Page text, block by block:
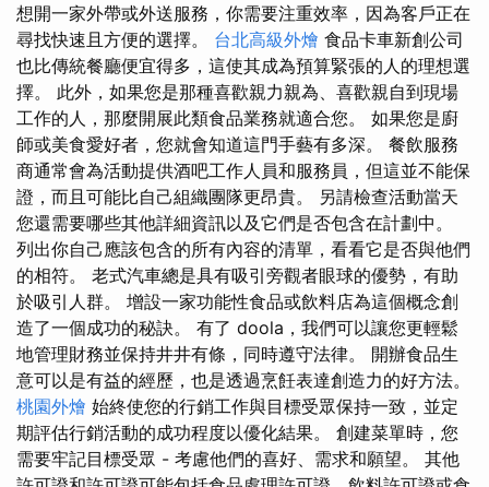
想開一家外帶或外送服務，你需要注重效率，因為客戶正在
尋找快速且方便的選擇。 台北高級外燴 食品卡車新創公司
也比傳統餐廳便宜得多，這使其成為預算緊張的人的理想選
擇。 此外，如果您是那種喜歡親力親為、喜歡親自到現場
工作的人，那麼開展此類食品業務就適合您。 如果您是廚
師或美食愛好者，您就會知道這門手藝有多深。 餐飲服務
商通常會為活動提供酒吧工作人員和服務員，但這並不能保
證，而且可能比自己組織團隊更昂貴。 另請檢查活動當天
您還需要哪些其他詳細資訊以及它們是否包含在計劃中。
列出你自己應該包含的所有內容的清單，看看它是否與他們
的相符。 老式汽車總是具有吸引旁觀者眼球的優勢，有助
於吸引人群。 增設一家功能性食品或飲料店為這個概念創
造了一個成功的秘訣。 有了 doola，我們可以讓您更輕鬆
地管理財務並保持井井有條，同時遵守法律。 開辦食品生
意可以是有益的經歷，也是透過烹飪表達創造力的好方法。
桃園外燴 始終使您的行銷工作與目標受眾保持一致，並定
期評估行銷活動的成功程度以優化結果。 創建菜單時，您
需要牢記目標受眾 - 考慮他們的喜好、需求和願望。 其他